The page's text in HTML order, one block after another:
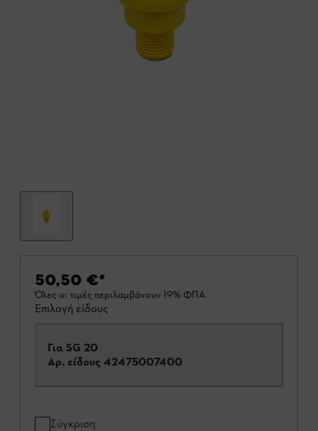
50,50 €*
Όλες οι τιμές περιλαμβάνουν 19% ΦΠΑ.
Επιλογή είδους
Για SG 20
Αρ. είδους 42475007400
Σύγκριση